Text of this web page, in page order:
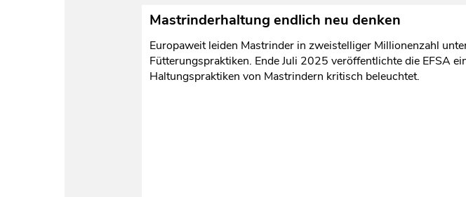
Mastrinderhaltung endlich neu denken
Europaweit leiden Mastrinder in zweistelliger Millionenzahl
Fütterungspraktiken. Ende Juli 2025 veröffentlichte die EFSA
Haltungspraktiken von Mastrindern kritisch beleuchtet.